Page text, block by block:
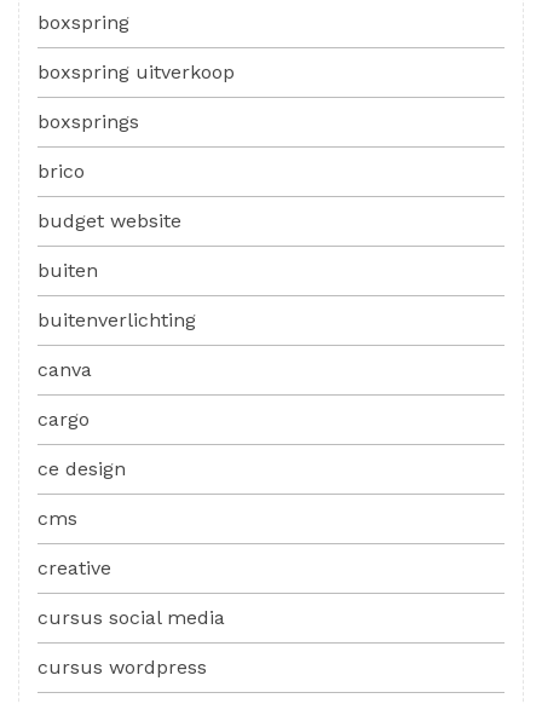
boxspring
boxspring uitverkoop
boxsprings
brico
budget website
buiten
buitenverlichting
canva
cargo
ce design
cms
creative
cursus social media
cursus wordpress